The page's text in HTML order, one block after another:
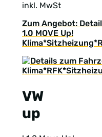
inkl. MwSt
Zum Angebot:
1.0 MOVE Up!
VW
up